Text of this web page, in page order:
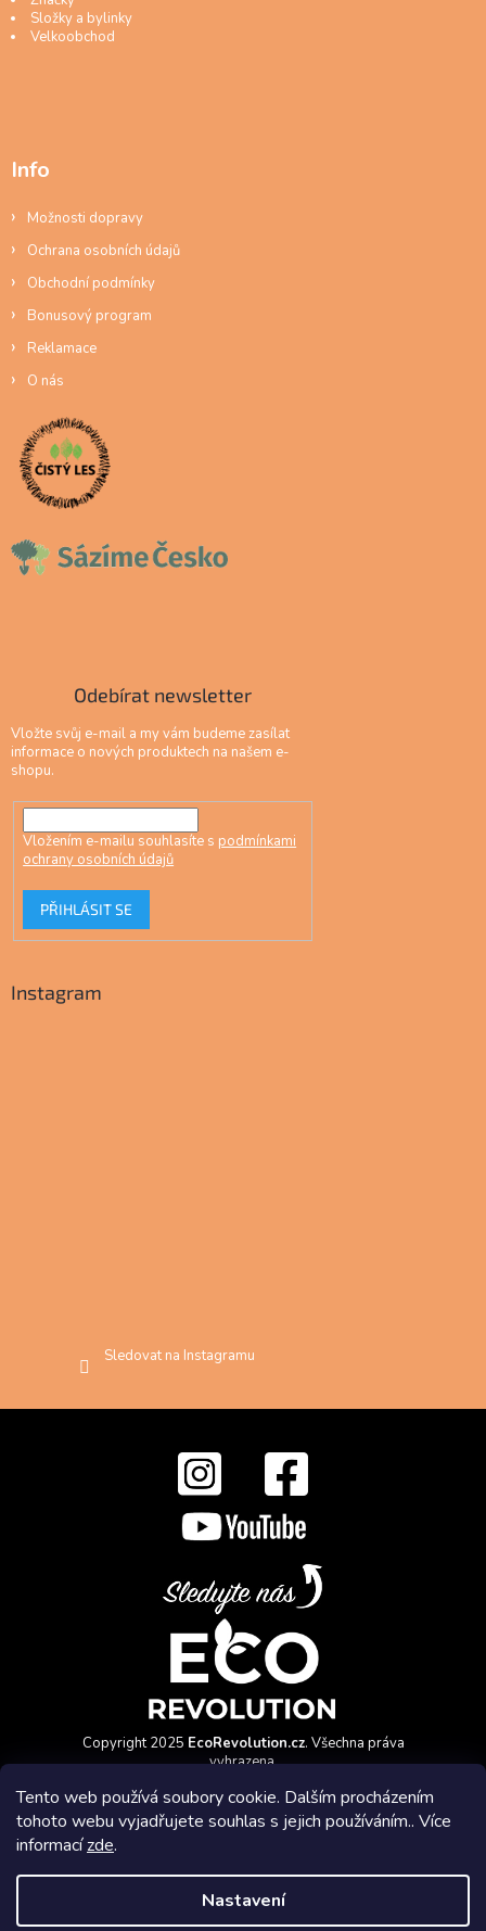
Tento web používá soubory cookie. Dalším procházením
tohoto webu vyjadřujete souhlas s jejich používáním.. Více
informacízde.
Nastavení
Složky a bylinky
Velkoobchod
Info
Možnosti dopravy
Ochrana osobních údajů
Obchodní podmínky
Bonusový program
Reklamace
O nás
Odebírat newsletter
Vložte svůj e-mail a my vám budeme zasílat
informace o nových produktech na našem e-
shopu.
Vložením e-mailu souhlasíte s podmínkami
ochrany osobních údajů
PŘIHLÁSIT SE
Instagram
Sledovat na Instagramu
Copyright 2025 EcoRevolution.cz. Všechna práva
vyhrazena.